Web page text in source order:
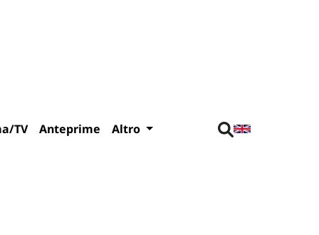
TV Anteprime Altro